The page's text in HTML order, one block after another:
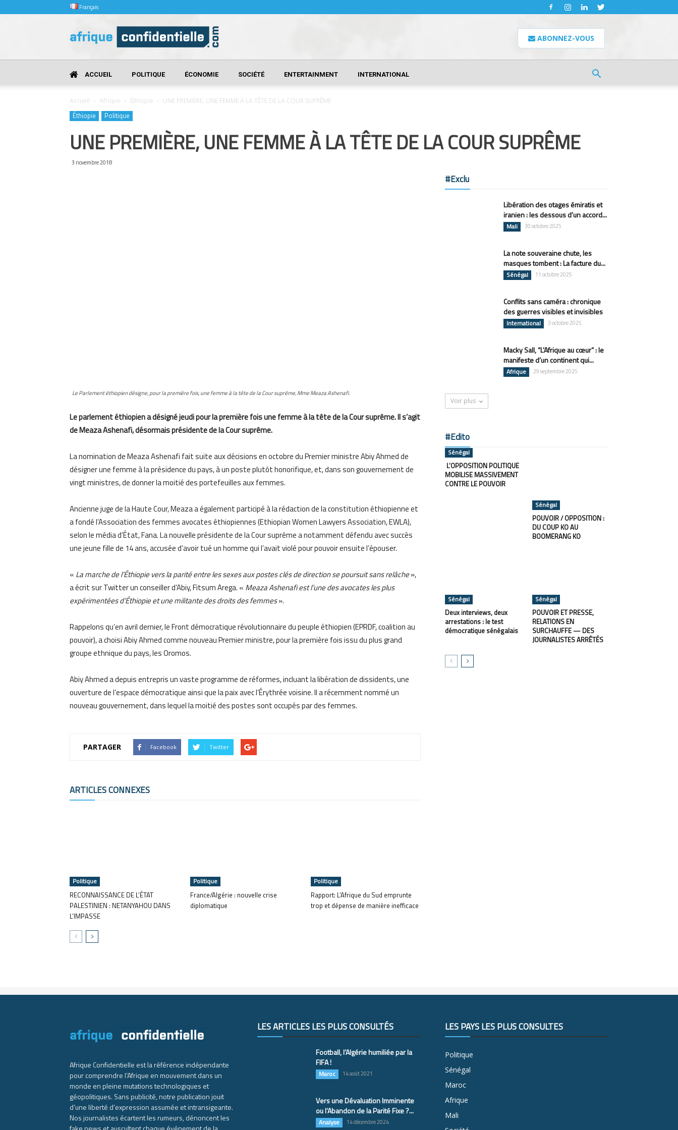
Français
Confidentielle
ABONNEZ-VOUS
ACCUEIL POLITIQUE ÉCONOMIE SOCIÉTÉ ENTERTAINMENT INTERNATIONAL
Accueil Afrique Éthiopie UNE PREMIÈRE, UNE FEMME À LA TÊTE DE LA COUR SUPRÊME
Éthiopie Politique
UNE PREMIÈRE, UNE FEMME À LA TÊTE DE LA COUR SUPRÊME
3 novembre 2018
Le Parlement éthiopien désigne, pour la première fois, une femme à la tête de la Cour suprême, Mme Meaza Ashenafi.
Le parlement éthiopien a désigné jeudi pour la première fois une femme à la tête de la Cour suprême. Il s’agit
de Meaza Ashenafi, désormais présidente de la Cour suprême.
La nomination de Meaza Ashenafi fait suite aux décisions en octobre du Premier ministre Abiy Ahmed de
désigner une femme à la présidence du pays, à un poste plutôt honorifique, et, dans son gouvernement de
vingt ministres, de donner la moitié des portefeuilles aux femmes.
Ancienne juge de la Haute Cour, Meaza a également participé à la rédaction de la constitution éthiopienne et
a fondé l’Association des femmes avocates éthiopiennes (Ethiopian Women Lawyers Association, EWLA),
selon le média d’État, Fana. La nouvelle présidente de la Cour suprême a notamment défendu avec succès
une jeune fille de 14 ans, accusée d’avoir tué un homme qui l’avait violé pour pouvoir ensuite l’épouser.
« La marche de l’Éthiopie vers la parité entre les sexes aux postes clés de direction se poursuit sans relâche»,
a écrit sur Twitter un conseiller d’Abiy, Fitsum Arega. « Meaza Ashenafi est l’une des avocates les plus
expérimentées d’Éthiopie et une militante des droits des femmes».
Rappelons qu’en avril dernier, le Front démocratique révolutionnaire du peuple éthiopien (EPRDF, coalition au
pouvoir), a choisi Abiy Ahmed comme nouveau Premier ministre, pour la première fois issu du plus grand
groupe ethnique du pays, les Oromos.
Abiy Ahmed a depuis entrepris un vaste programme de réformes, incluant la libération de dissidents, une
ouverture de l’espace démocratique ainsi que la paix avec l’Érythrée voisine. Il a récemment nommé un
nouveau gouvernement, dans lequel la moitié des postes sont occupés par des femmes.
PARTAGER Facebook Twitter
ARTICLES CONNEXES
Politique
RECONNAISSANCE DE L’ÉTAT
PALESTINIEN : NETANYAHOU DANS
L’IMPASSE
Politique
France/Algérie : nouvelle crise
diplomatique
Politique
Rapport: L’Afrique du Sud emprunte
trop et dépense de manière inefficace
#Exclu
Libération des otages émiratis et
iranien : les dessous d’un accord...
Mali 30 octobre 2025
La note souveraine chute, les
masques tombent : La facture du...
Sénégal 11 octobre 2025
Conflits sans caméra : chronique
des guerres visibles et invisibles
International 3 octobre 2025
Macky Sall, “L’Afrique au cœur” : le
manifeste d’un continent qui...
Afrique 29 septembre 2025
Voir plus
#Edito
Sénégal
L’OPPOSITION POLITIQUE
MOBILISE MASSIVEMENT
CONTRE LE POUVOIR
Sénégal
POUVOIR / OPPOSITION :
DU COUP KO AU
BOOMERANG KO
Sénégal
Deux interviews, deux
arrestations : le test
démocratique sénégalais
Sénégal
POUVOIR ET PRESSE,
RELATIONS EN
SURCHAUFFE — DES
JOURNALISTES ARRÊTÉS
Afrique Confidentielle est la référence indépendante
pour comprendre l’Afrique en mouvement dans un
monde en pleine mutations technologiques et
géopolitiques. Sans publicité, notre publication jouit
d’une liberté d’expression assumée et intransigeante.
Nos journalistes écartent les rumeurs, dénoncent les
LES ARTICLES LES PLUS CONSULTÉS
Football, l’Algérie humiliée par la
FIFA !
Maroc 14 août 2021
Vers une Dévaluation Imminente
ou l’Abandon de la Parité Fixe ?...
Analyse 14 décembre 2024
LES PAYS LES PLUS CONSULTÉS
Politique
Sénégal
Maroc
Afrique
Mali